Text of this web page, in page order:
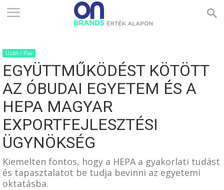
ONBRANDS
–
ÉRTÉK
ALAPON
Üzlet / Piac
EGYÜTTMŰKÖDÉST KÖTÖTT
AZ ÓBUDAI EGYETEM ÉS A
HEPA MAGYAR
EXPORTFEJLESZTÉSI
ÜGYNÖKSÉG
Kiemelten fontos, hogy a HEPA a gyakorlati tudást
és tapasztalatot be tudja bevinni az egyetemi
oktatásba.